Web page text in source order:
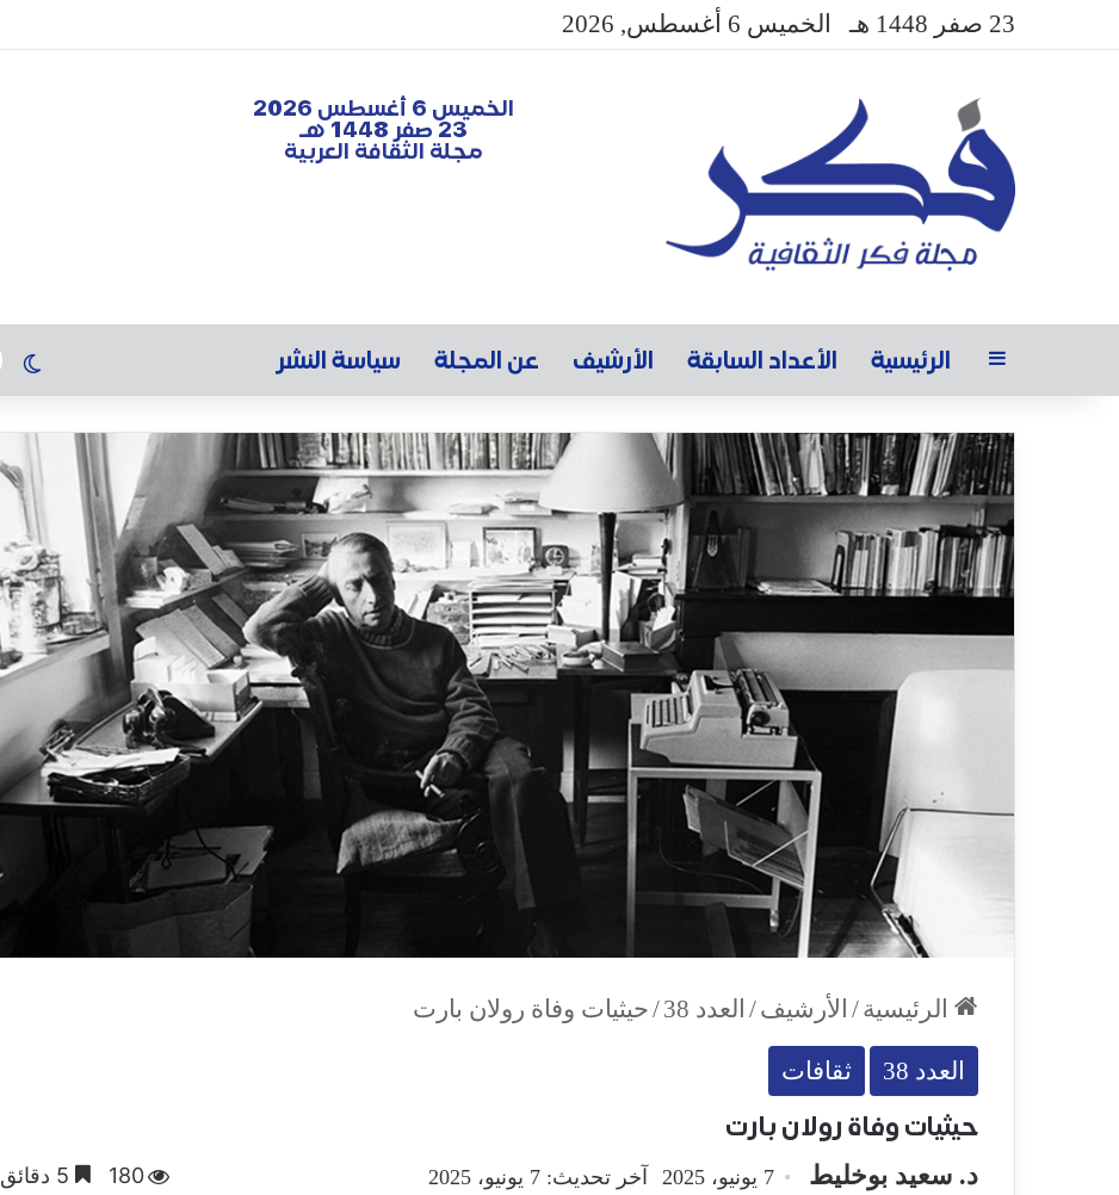
23 صفر 1448 هـ الخميس 6 أغسطس, 2026
الخميس 6 أغسطس 2026
23 صفر 1448 هـ
مجلة الثقافة العربية
الرئيسية الأعداد السابقة الأرشيف عن المجلة سياسة النشر
الرئيسية/ الأرشيف/ العدد 38 /حيثيات وفاة رولان بارت
العدد 38 ثقافات
حيثيات وفاة رولان بارت
د. سعيد بوخليط 7 يونيو، 2025 آخر تحديث: 7 يونيو، 2025 180